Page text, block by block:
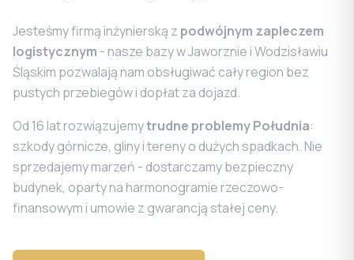
Jesteśmy firmą inżynierską z podwójnym zapleczem
logistycznym - nasze bazy w Jaworznie i Wodzisławiu
Śląskim pozwalają nam obsługiwać cały region bez
pustych przebiegów i dopłat za dojazd.
Od 16 lat rozwiązujemytrudne problemy Południa:
szkody górnicze, gliny i tereny o dużych spadkach. Nie
sprzedajemy marzeń - dostarczamy bezpieczny
budynek, oparty na harmonogramie rzeczowo-
finansowym i umowie z gwarancją stałej ceny.